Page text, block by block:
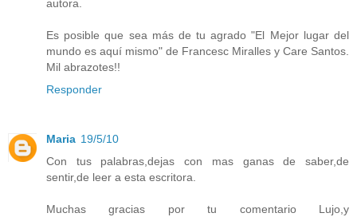
autora.
Es posible que sea más de tu agrado "El Mejor lugar del
mundo es aquí mismo" de Francesc Miralles y Care Santos.
Mil abrazotes!!
Responder
Maria 19/5/10
Con tus palabras,dejas con mas ganas de saber,de
sentir,de leer a esta escritora.
Muchas gracias por tu comentario Lujo,y